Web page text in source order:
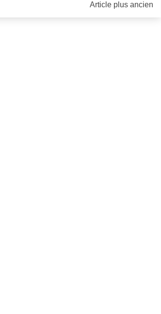
Article plus ancien